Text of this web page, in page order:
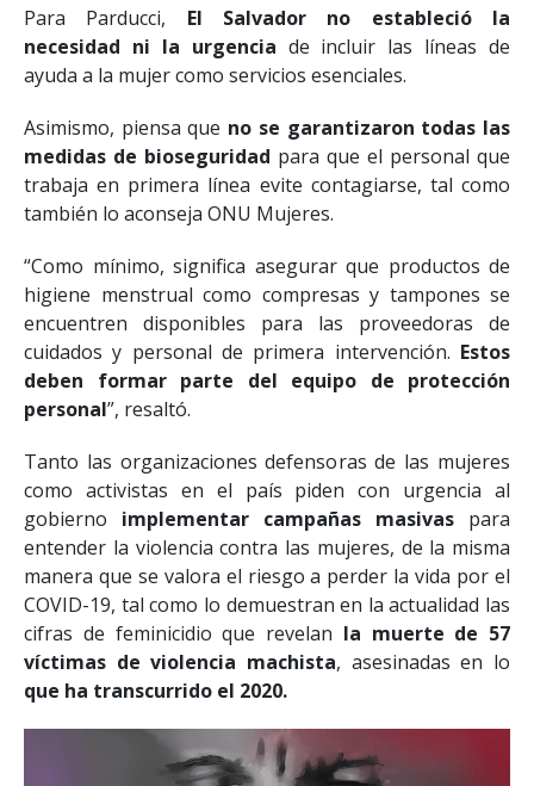
Para Parducci, El Salvador no estableció la
necesidad ni la urgencia de incluir las líneas de
ayuda a la mujer como servicios esenciales.
Asimismo, piensa que no se garantizaron todas las
medidas de bioseguridad para que el personal que
trabaja en primera línea evite contagiarse, tal como
también lo aconseja ONU Mujeres.
“Como mínimo, significa asegurar que productos de
higiene menstrual como compresas y tampones se
encuentren disponibles para las proveedoras de
cuidados y personal de primera intervención. Estos
deben formar parte del equipo de protección
personal ”, resaltó.
Tanto las organizaciones defensoras de las mujeres
como activistas en el país piden con urgencia al
gobierno implementar campañas masivas para
entender la violencia contra las mujeres, de la misma
manera que se valora el riesgo a perder la vida por el
COVID-19, tal como lo demuestran en la actualidad las
cifras de feminicidio que revelan la muerte de 57
víctimas de violencia machista, asesinadas en lo
que ha transcurrido el 2020.